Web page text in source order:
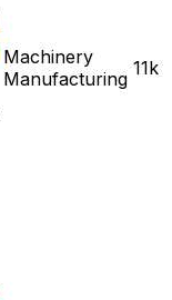
Machinery
Manufacturing 11k